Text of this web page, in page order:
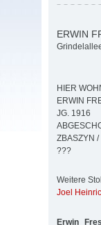
ERWIN
HIER
ERWIN
JG. 1916
ZBASZYN /
???
Weitere
Joel
Erwin